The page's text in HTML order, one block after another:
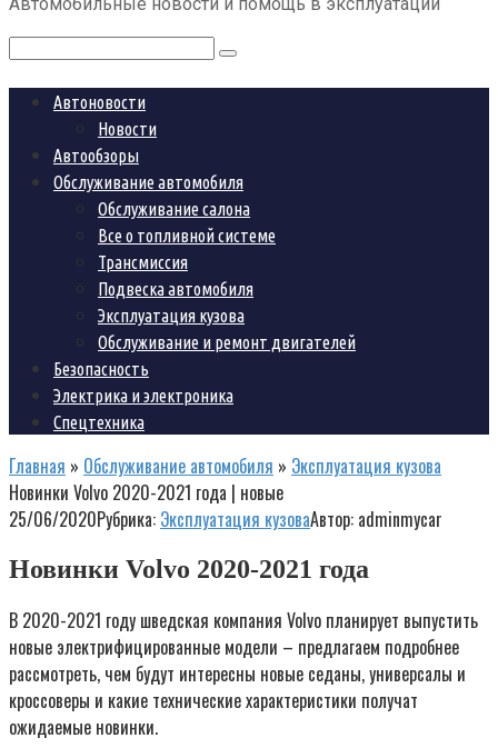
Поиск:
Автоновости
Новости
Автообзоры
Обслуживание автомобиля
Обслуживание салона
Все о топливной системе
Трансмиссия
Подвеска автомобиля
Эксплуатация кузова
Обслуживание и ремонт двигателей
Безопасность
Электрика и электроника
Спецтехника
Главная » Обслуживание автомобиля » Эксплуатация кузова
Новинки Volvo 2020-2021 года | новые
25/06/2020Рубрика: Эксплуатация кузоваАвтор: adminmycar
Новинки Volvo 2020-2021 года
В 2020-2021 году шведская компания Volvo планирует выпустить
новые электрифицированные модели – предлагаем подробнее
рассмотреть, чем будут интересны новые седаны, универсалы и
кроссоверы и какие технические характеристики получат
ожидаемые новинки.